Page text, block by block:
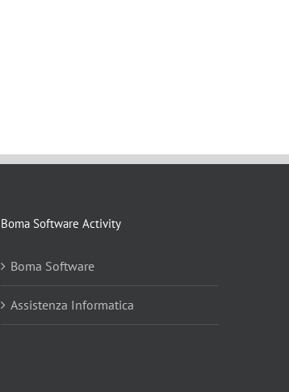
Boma Software Activity
Boma Software
Assistenza Informatica